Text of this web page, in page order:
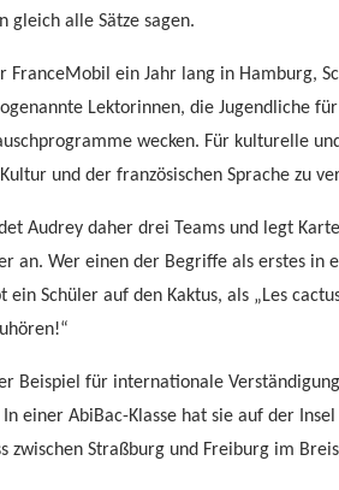
gleich alle Sätze sagen.
FranceMobil ein Jahr lang in Hamburg,
Lektorinnen, die Jugendliche
wecken. Für kulturelle
und der französischen Sprache zu
Audrey daher drei Teams und legt
an. Wer einen der Begriffe als erstes in
ein Schüler auf den Kaktus, als „Les
Beispiel für internationale
einer AbiBac-Klasse hat sie auf der
zwischen Straßburg und Freiburg im